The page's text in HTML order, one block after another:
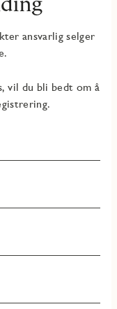
ansvarlig selger
vil du bli bedt om å